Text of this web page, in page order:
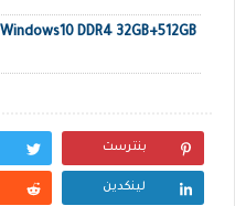
DDR4 32GB+512GB
بنترست
لينكدين